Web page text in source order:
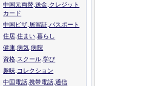
中国元両替,送金,クレジット
カード
中国ビザ,居留証,パスポート
住居,住まい,暮らし
健康,病気,病院
資格,スクール,学び
趣味,コレクション
中国電話,携帯電話,通信